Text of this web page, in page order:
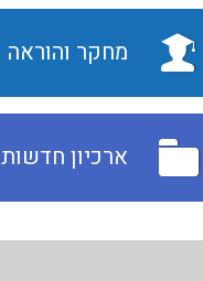
מחקר והוראה
ארכיון חדשות